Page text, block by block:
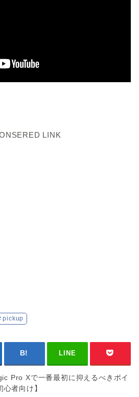
LINK
pickup
LINE
Pro Xで一番最初に抑えるべきポイ
者向け】